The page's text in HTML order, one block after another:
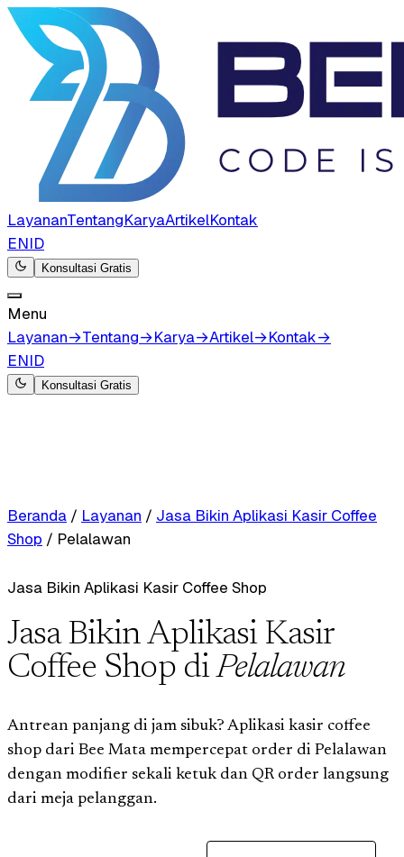
LayananTentangKaryaArtikelKontak
ENID
Konsultasi Gratis
Menu
Layanan→Tentang→Karya→Artikel→Kontak→
ENID
Konsultasi Gratis
Beranda / Layanan / Jasa Bikin Aplikasi Kasir Coffee
Shop / Pelalawan
Jasa Bikin Aplikasi Kasir Coffee Shop
Jasa Bikin Aplikasi Kasir
Coffee Shop diPelalawan
Antrean panjang di jam sibuk? Aplikasi kasir coffee
shop dari Bee Mata mempercepat order di Pelalawan
dengan modifier sekali ketuk dan QR order langsung
dari meja pelanggan.